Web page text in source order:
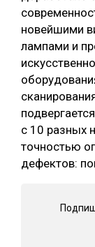
новейшими
лампами и
с 10 разных
точностью
дефектов: